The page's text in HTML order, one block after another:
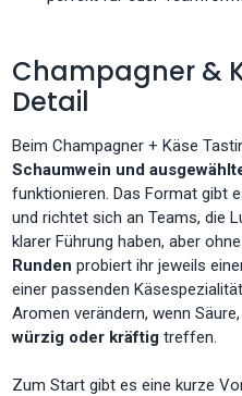
Champagner &
Detail
Beim Champagner + Käse
Schaumwein und
funktionieren. Das Format gibt
und richtet sich an Teams, die
klarer Führung haben, aber
Rundenprobiert ihr jeweils
einer passenden
Aromen verändern, wenn
würzig oder kräftig treffen.
Zum Start gibt es eine kurze